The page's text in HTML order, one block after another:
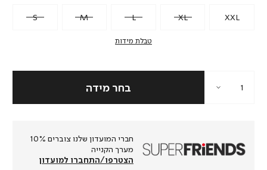
S M L XL XXL
טבלת מידות
חברי המועדון שלנו צוברים 10%
מערך הקנייה
הצטרפו/התחברו למועדון